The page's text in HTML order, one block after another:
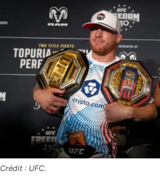
Crédit : UFC.